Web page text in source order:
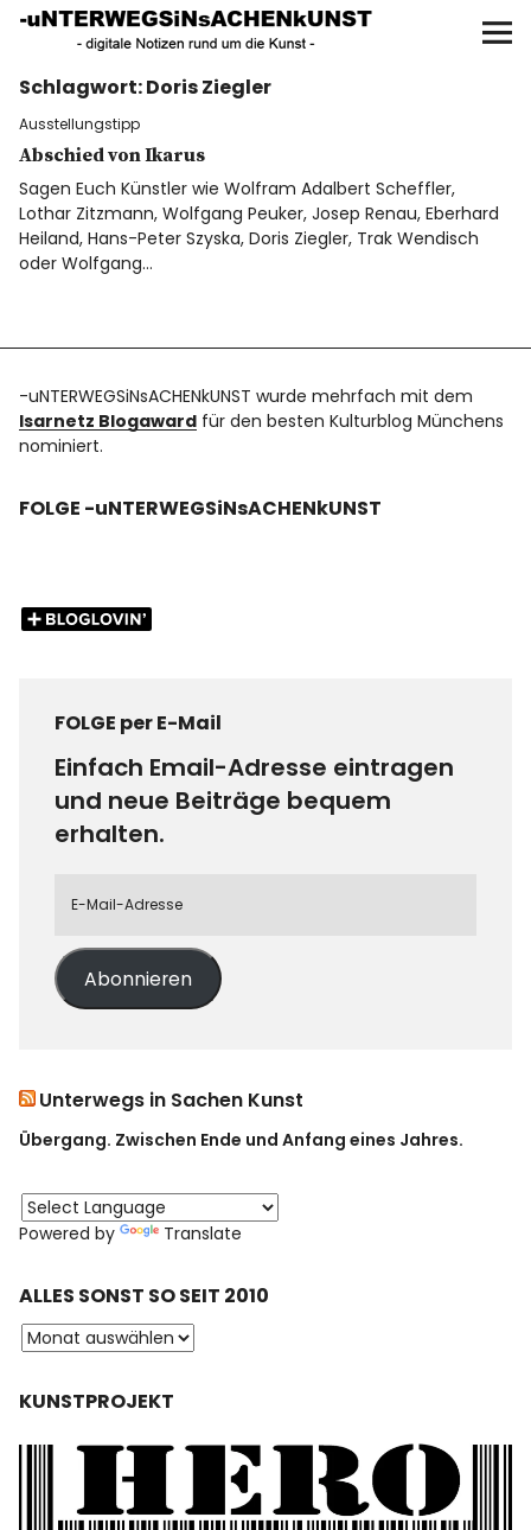
UNTERWEGS IN SACHEN
KUNST
Start
AKTUELLE AUSSTELLUNGEN
KUNSTSPAZIERGÄNGE
UNSER BUCH
Schlagwort:Doris Ziegler
Ausstellungstipp
Abschied von Ikarus
Sagen Euch Künstler wie Wolfram Adalbert Scheffler,
Lothar Zitzmann, Wolfgang Peuker, Josep Renau, Eberhard
Heiland, Hans-Peter Szyska, Doris Ziegler, Trak Wendisch
oder Wolfgang…
-uNTERWEGSiNsACHENkUNST wurde mehrfach mit dem
Isarnetz Blogaward für den besten Kulturblog Münchens
nominiert.
FOLGE -uNTERWEGSiNsACHENkUNST
FOLGE per E-Mail
Einfach Email-Adresse eintragen
und neue Beiträge bequem
erhalten.
Abonnieren
Unterwegs in Sachen Kunst
Übergang. Zwischen Ende und Anfang eines Jahres.
Powered by Translate
ALLES SONST SO SEIT 2010
KUNSTPROJEKT